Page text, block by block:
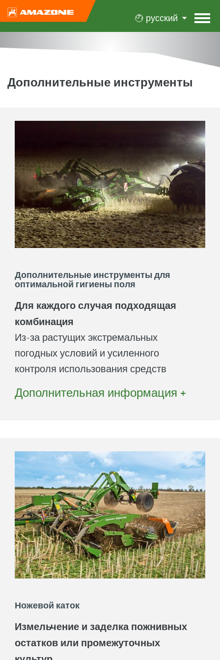
русский
Дополнительные инструменты
Дополнительные инструменты для
оптимальной гигиены поля
Для каждого случая подходящая
комбинация
Из-за растущих экстремальных
погодных условий и усиленного
контроля использования средств
рамочные условия для менеджмента
ранних стадиях развития соблюдение
высокой гигиены поля будет
приобретать все большее значение.
Поэтому AMAZONE для каждого
хозяйства предлагает подходящее
решение в виде дополнительных
инструментов для компактной дисковой
бороны Catros.
Дополнительная информация +
Ножевой каток
Измельчение и заделка пожнивных
остатков или промежуточных